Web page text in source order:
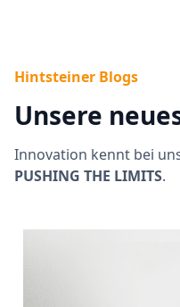
Hintsteiner Blogs
Unsere
Innovation kennt bei
PUSHING THE LIMITS.